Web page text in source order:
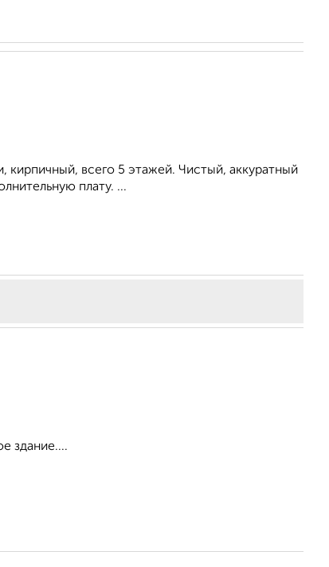
всего 5 этажей. Чистый, аккуратный
плату. ...
здание....